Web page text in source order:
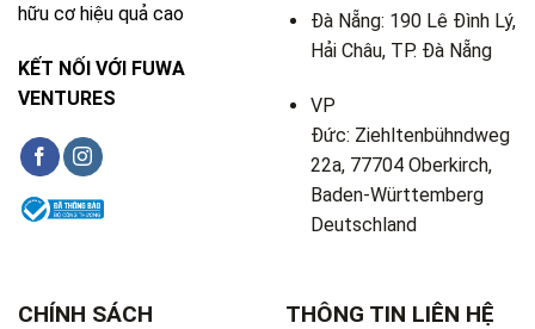
hữu cơ hiệu quả cao
KẾT NỐI VỚI FUWA
VENTURES
Đà Nẵng: 190 Lê Đình Lý,
Hải Châu, TP. Đà Nẵng
VP
Đức: Ziehltenbühndweg
22a, 77704 Oberkirch,
Baden-Württemberg
Deutschland
CHÍNH SÁCH THÔNG TIN LIÊN HỆ